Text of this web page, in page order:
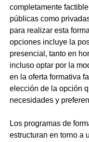
completamente
públicas como
para realizar esta
opciones incluye la
presencial, tanto en
incluso optar por la
en la oferta formativa
elección de la opción
necesidades y
Los programas de
estructuran en torno a